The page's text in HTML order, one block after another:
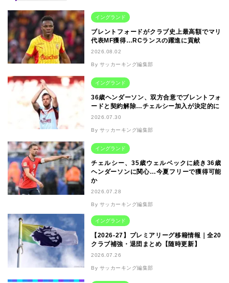
イングランド
ブレントフォードがクラブ史上最高額でマリ
代表MF獲得…RCランスの躍進に貢献
2026.08.02
By サッカーキング編集部
イングランド
36歳ヘンダーソン、双方合意でブレントフォ
ードと契約解除…チェルシー加入が決定的に
2026.07.30
By サッカーキング編集部
イングランド
チェルシー、35歳ウェルベックに続き36歳
ヘンダーソンに関心…今夏フリーで獲得可能
か
2026.07.28
By サッカーキング編集部
イングランド
【2026-27】プレミアリーグ移籍情報｜全20
クラブ補強・退団まとめ【随時更新】
2026.07.26
By サッカーキング編集部